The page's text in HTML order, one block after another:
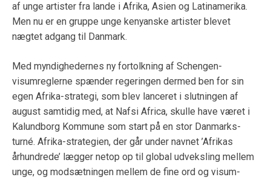
af unge artister fra lande i Afrika, Asien og Latinamerika.
Men nu er en gruppe unge kenyanske artister blevet
nægtet adgang til Danmark.
Med myndighedernes ny fortolkning af Schengen-
visumreglerne spænder regeringen dermed ben for sin
egen Afrika-strategi, som blev lanceret i slutningen af
august samtidig med, at Nafsi Africa, skulle have været i
Kalundborg Kommune som start på en stor Danmarks-
turné. Afrika-strategien, der går under navnet ’Afrikas
århundrede’ lægger netop op til global udveksling mellem
unge, og modsætningen mellem de fine ord og visum-